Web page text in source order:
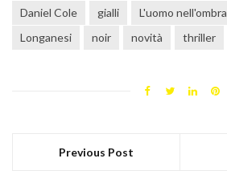
Daniel Cole gialli L'uomo nell'ombra
Longanesi
noir novità thriller
Previous Post